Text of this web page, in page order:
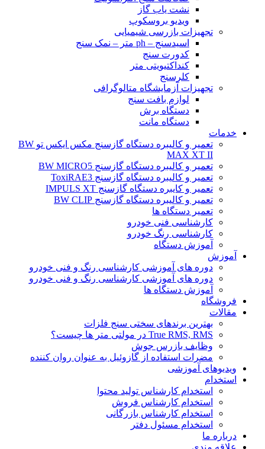
نشت یاب گاز
ویدیو بروسکوپ
تجهیزات بازرسی شیمیایی
اسیدسنج – ph متر – نمک سنج
کدورت سنج
کنداکتیویتی متر
کلرسنج
تجهیزات آزمایشگاه متالوگرافی
لوازم بافت سنج
دستگاه برش
دستگاه مانت
خدمات
تعمیر و کالیبره دستگاه گازسنج مکس ایکس تو BW
MAX XT II
تعمیر و کالیبره دستگاه گازسنج BW MICRO5
تعمیر و کالیبره دستگاه گازسنج ToxiRAE3
تعمیر و کایبره دستگاه گازسنج IMPULS XT
تعمیر و کالیبره دستگاه گازسنج BW CLIP
تعمیر دستگاه ها
کارشناسی فنی خودرو
کارشناسی رنگ خودرو
آموزش دستگاه
آموزش
دوره های آموزشی کارشناسی رنگ و فنی خودرو
دوره های آموزشی کارشناسی رنگ و فنی خودرو
آموزش دستگاه ها
فروشگاه
مقالات
بهترین برندهای سختی سنج فلزات
True RMS, RMS در مولتی متر ها چیست؟
وظایف بازرس جوش
مضرات استفاده از گازوئیل به عنوان روان کننده
ویدیوهای آموزشی
استخدام
استخدام کارشناس تولید محتوا
استخدام کارشناس فروش
استخدام کارشناس بازرگانی
استخدام مسئول دفتر
درباره ما
علاقه مندی